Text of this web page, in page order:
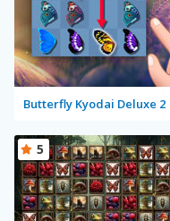
Butterfly Kyodai Deluxe 2
5